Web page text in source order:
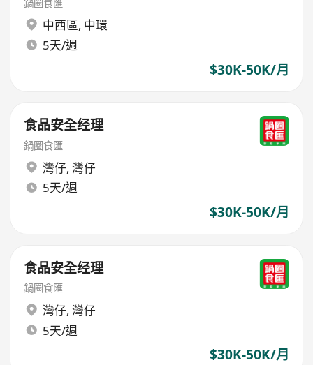
鍋圈食匯
中西區, 中環
5天/週
$30K-50K/月
食品安全经理
鍋圈食匯
灣仔, 灣仔
5天/週
$30K-50K/月
食品安全经理
鍋圈食匯
灣仔, 灣仔
5天/週
$30K-50K/月